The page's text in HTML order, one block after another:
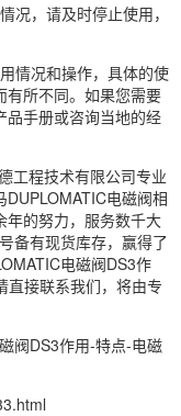
况，请及时停止使用，
情况和操作，具体的使
有所不同。如果您需要
品手册或咨询当地的经
工程技术有限公司专业
电磁阀相
年的努力，服务数千大
备有现货库存，赢得了
电磁阀DS3作
直接联系我们，将由专
阀DS3作用-特点-电磁